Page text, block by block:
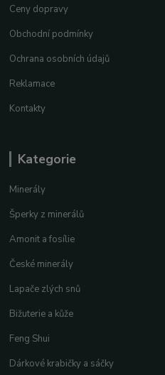
Ceny dopravy
Obchodní podmínky
Ochrana osobních údajů
Reklamace
Kontakty
Kategorie
Minerály
Šperky z minerálů
Amonit a fosílie
České minerály
Lapače zlých snů
Bižuterie a kůže
Feng Shui
Dárkové krabičky a sáčky